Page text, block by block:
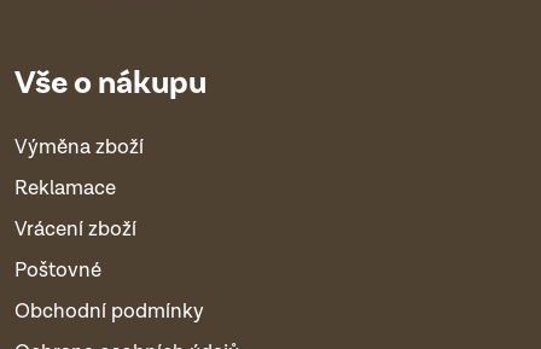
Vše o nákupu
Výměna zboží
Reklamace
Vrácení zboží
Poštovné
Obchodní podmínky